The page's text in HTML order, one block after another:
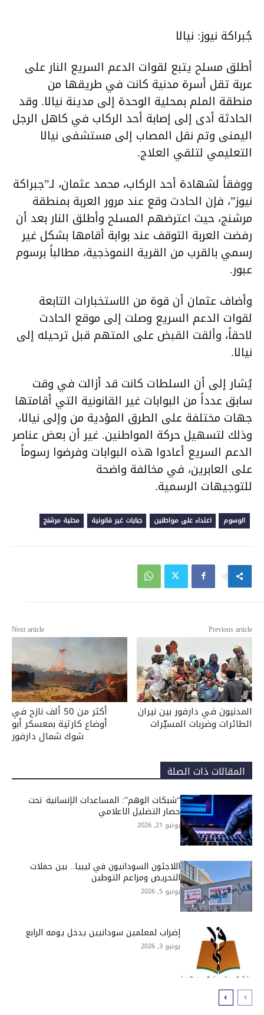
جُبراكة نيوز: نيالا
أطلق مسلح يتبع لقوات الدعم السريع النار على
عربة تقل أسرة مدنية كانت في طريقها من
منطقة الملم بمحلية الوحدة إلى مدينة نيالا. وقد
الحادثة أدى إلى إصابة أحد الركاب في كاهل الرجل
اليمنى وتم نقل المصاب إلى مستشفى نيالا
التعليمي لتلقي العلاج.
ووفقاً لشهادة أحد الركاب، محمد عثمان، لـ”جبراكة
نيوز”، فإن الحادث وقع عند مرور العربة بمنطقة
مرشنج، حيث اعترضهم المسلح وأطلق النار بعد أن
رفضت العربة التوقف عند بوابة أقامها بشكل غير
رسمي بالقرب من القرية النموذجية، مطالباً برسوم
عبور.
وأضاف عثمان أن قوة من الاستخبارات التابعة
لقوات الدعم السريع وصلت إلى موقع الحادث
لاحقاً، وألقت القبض على المتهم قبل ترحيله إلى
نيالا.
يُشار إلى أن السلطات كانت قد أزالت في وقت
سابق عدداً من البوابات غير القانونية التي أقامتها
جهات مختلفة على الطرق المؤدية من وإلى نيالا،
وذلك لتسهيل حركة المواطنين. غير أن بعض عناصر
الدعم السريع أعادوا هذه البوابات وفرضوا رسوماً
على العابرين، في مخالفة واضحة
للتوجيهات الرسمية.
الوسوم اعتداء على مواطنين جبايات غير قانونية محلية مرشنج
Previous article
المدنيون في دارفور بين نيران
الطائرات وضربات المسيّرات
Next article
أكثر من 50 ألف نازح في
أوضاع كارثية بمعسكر أبو
شوك شمال دارفور
المقالات ذات الصلة
“شبكات الوهم”: المساعدات الإنسانية تحت
حصار التضليل الاعلامي
يونيو 21, 2026
اللاجئون السودانيون في ليبيا.. بين حملات
التحريض ومزاعم التوطين
يونيو 5, 2026
إضراب لمعلمين سودانيين يدخل يومه الرابع
يونيو 3, 2026